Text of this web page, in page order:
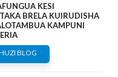
KESI
BRELA KUIRUDISHA
KAMPUNI
BLOG